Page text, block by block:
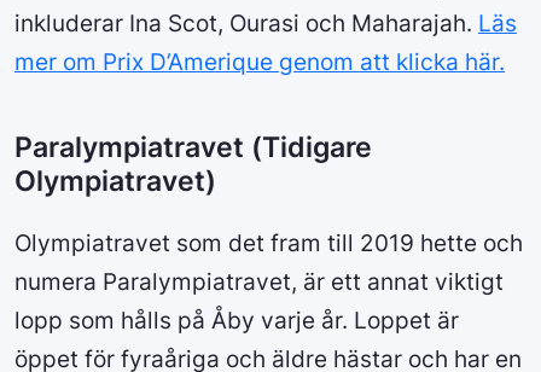
inkluderar Ina Scot, Ourasi och Maharajah. Läs
mer om Prix D’Amerique genom att klicka här.
Paralympiatravet (Tidigare
Olympiatravet)
Olympiatravet som det fram till 2019 hette och
numera Paralympiatravet, är ett annat viktigt
lopp som hålls på Åby varje år. Loppet är
öppet för fyraåriga och äldre hästar och har en